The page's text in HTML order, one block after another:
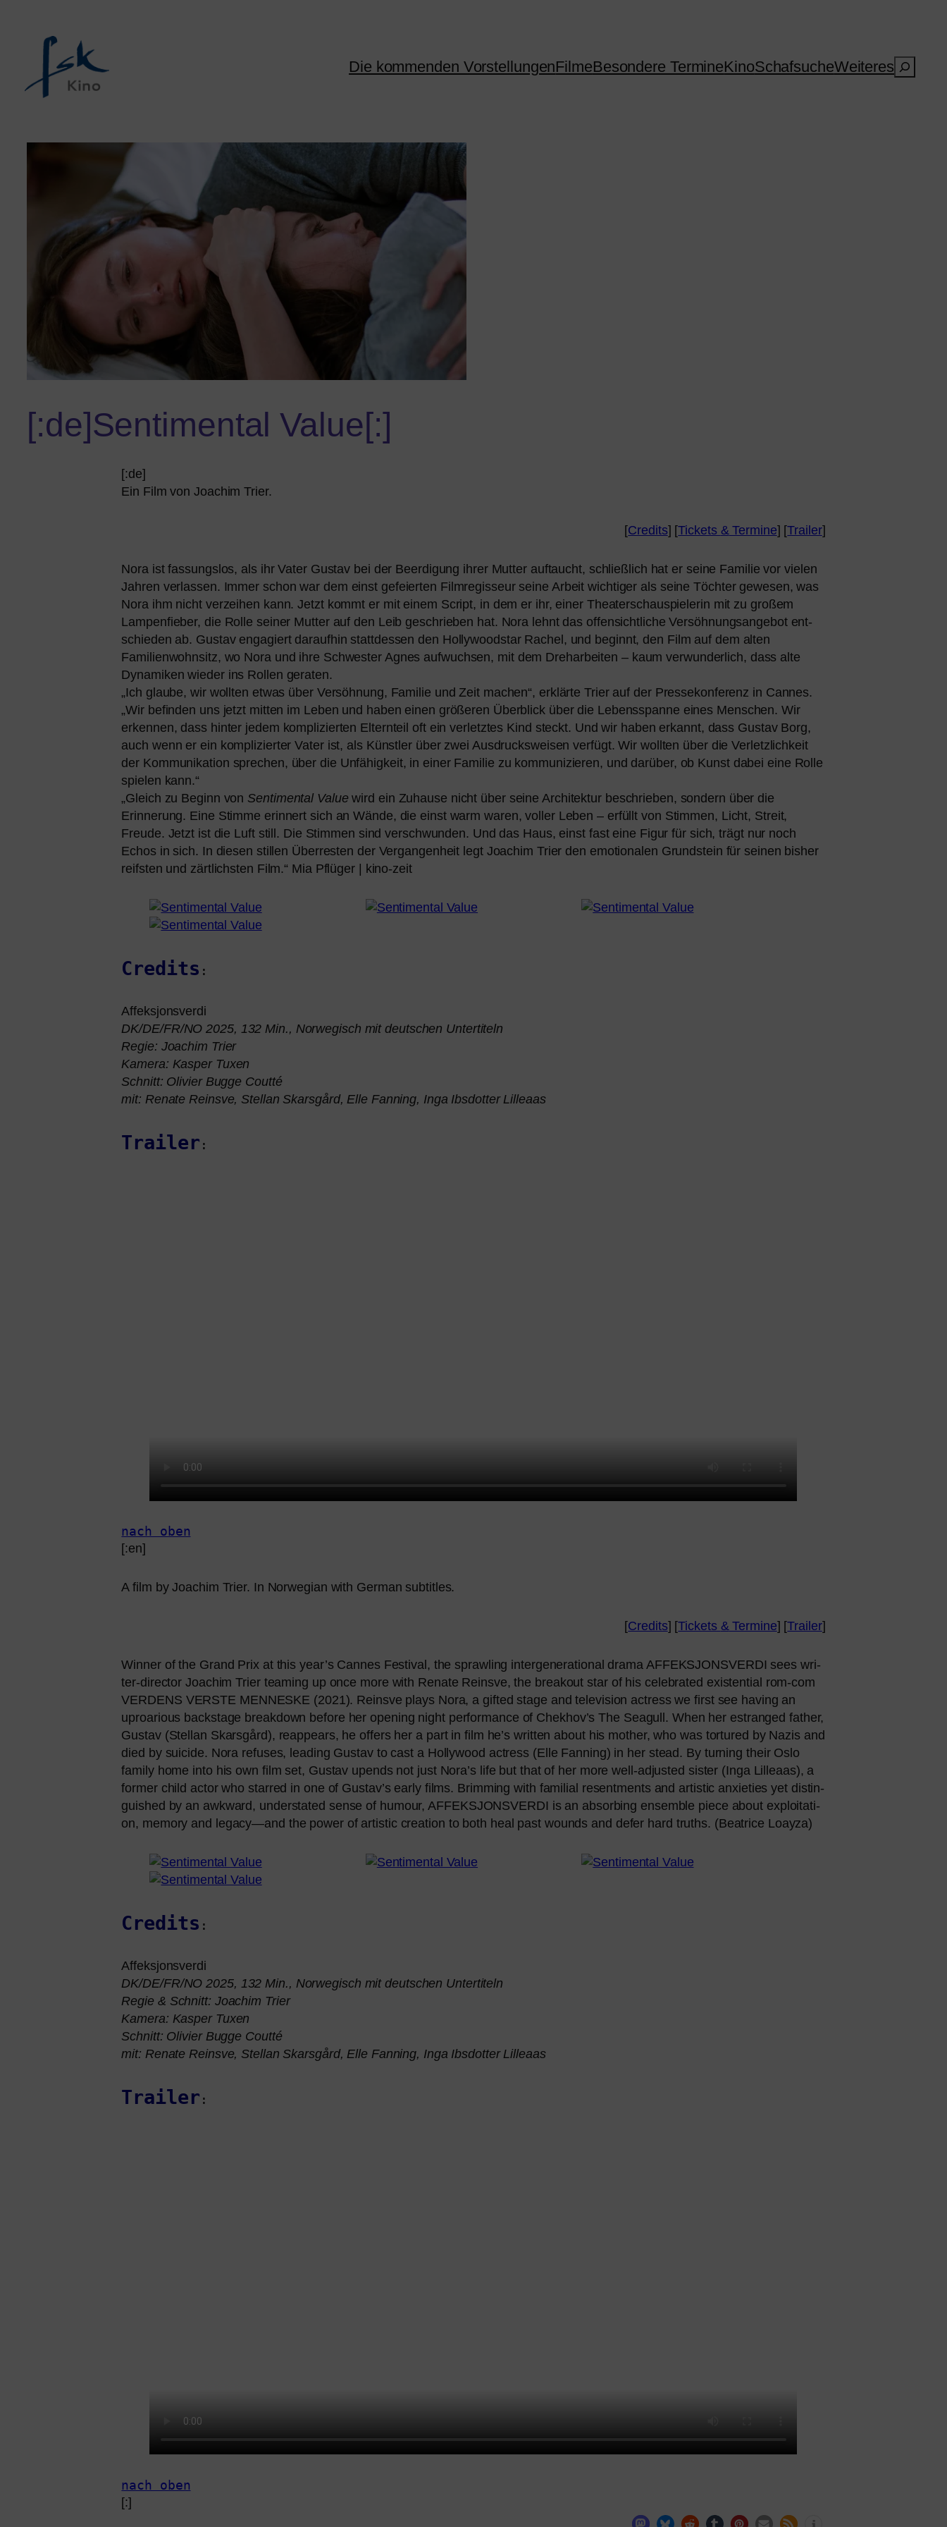
Die kommenden VorstellungenFilmeBesondere TermineKinoSchafsucheWeiteres Suchen
[:de]Sentimental Value[:]
[:de]
Ein Film von Joachim Trier.
[Credits] [Tickets &Termine] [Trailer]
Nora ist fas­sungs­los, als ihr Vater Gustav bei der Beerdigung ihrer Mutter auf­taucht, schließ­lich hat er sei­ne Familie vor vie­len
Jahren ver­las­sen. Immer schon war dem einst gefei­er­ten Filmregisseur sei­ne Arbeit wich­ti­ger als sei­ne Töchter gewe­sen, was
Nora ihm nicht ver­zei­hen kann. Jetzt kommt er mit einem Script, in dem er ihr, einer Theaterschauspielerin mit zu gro­ßem
Lampenfieber, die Rolle sei­ner Mutter auf den Leib geschrie­ben hat. Nora lehnt das offen­sicht­li­che Versöhnungsangebot ent­
schie­den ab. Gustav enga­giert dar­auf­hin statt­des­sen den Hollywoodstar Rachel, und beginnt, den Film auf dem alten
Familienwohnsitz, wo Nora und ihre Schwester Agnes auf­wuch­sen, mit dem Dreharbeiten – kaum ver­wun­der­lich, dass alte
Dynamiken wie­der ins Rollen gera­ten.
„Ich glau­be, wir woll­ten etwas über Versöhnung, Familie und Zeit machen“, erklär­te Trier auf der Pressekonferenz in Cannes.
„Wir befin­den uns jetzt mit­ten im Leben und haben einen grö­ße­ren Überblick über die Lebensspanne eines Menschen. Wir
erken­nen, dass hin­ter jedem kom­pli­zier­ten Elternteil oft ein ver­letz­tes Kind steckt. Und wir haben erkannt, dass Gustav Borg,
auch wenn er ein kom­pli­zier­ter Vater ist, als Künstler über zwei Ausdrucksweisen ver­fügt. Wir woll­ten über die Verletzlichkeit
der Kommunikation spre­chen, über die Unfähigkeit, in einer Familie zu kom­mu­ni­zie­ren, und dar­über, ob Kunst dabei eine Rolle
spie­len kann.“
„Gleich zu Beginn von Sentimental Value wird ein Zuhause nicht über sei­ne Architektur beschrie­ben, son­dern über die
Erinnerung. Eine Stimme erin­nert sich an Wände, die einst warm waren, vol­ler Leben – erfüllt von Stimmen, Licht, Streit,
Freude. Jetzt ist die Luft still. Die Stimmen sind ver­schwun­den. Und das Haus, einst fast eine Figur für sich, trägt nur noch
Echos in sich. In die­sen stil­len Überresten der Vergangenheit legt Joachim Trier den emo­tio­na­len Grundstein für sei­nen bis­her
reifs­ten und zärt­lichs­ten Film.“ Mia Pflüger | kino-zeit
Credits :
Affeksjonsverdi
DK/DE/FR/NO 2025, 132 Min., Norwegisch mit deut­schen Untertiteln
Regie: Joachim Trier
Kamera: Kasper Tuxen
Schnitt: Olivier Bugge Coutté
mit: Renate Reinsve, Stellan Skarsgård, Elle Fanning, Inga Ibsdotter Lilleaas
Trailer :
nach oben
[:en]
A film by Joachim Trier. In Norwegian with German subtitles.
[Credits] [Tickets & Termine] [Trailer]
Winner of the Grand Prix at this year’s Cannes Festival, the spraw­ling inter­ge­ne­ra­tio­nal dra­ma AFFEKSJONSVERDI sees wri­
ter-direc­tor Joachim Trier team­ing up once more with Renate Reinsve, the brea­kout star of his cele­bra­ted exis­ten­ti­al rom-com
VERDENS VERSTE MENNESKE (2021). Reinsve plays Nora, a gifted stage and tele­vi­si­on actress we first see having an
uproa­rious back­stage break­down befo­re her ope­ning night per­for­mance of Chekhov’s The Seagull. When her estran­ged father,
Gustav (Stellan Skarsgård), reap­pears, he offers her a part in film he’s writ­ten about his mother, who was tor­tu­red by Nazis and
died by sui­ci­de. Nora refu­ses, lea­ding Gustav to cast a Hollywood actress (Elle Fanning) in her stead. By tur­ning their Oslo
fami­ly home into his own film set, Gustav upen­ds not just Nora’s life but that of her more well-adjus­ted sis­ter (Inga Lilleaas), a
for­mer child actor who star­red in one of Gustav’s ear­ly films. Brimming with fami­li­al resent­ments and artis­tic anxie­ties yet distin­
gu­is­hed by an awk­ward, under­sta­ted sen­se of humour,AFFEKSJONSVERDI is an absor­bing ensem­ble pie­ce about explo­ita­ti­
on, memo­ry and legacy—and the power of artis­tic crea­ti­on to both heal past wounds and defer hard truths. (Beatrice Loayza)
Credits :
Affeksjonsverdi
DK/DE/FR/NO 2025, 132 Min., Norwegisch mit deut­schen Untertiteln
Regie & Schnitt: Joachim Trier
Kamera: Kasper Tuxen
Schnitt: Olivier Bugge Coutté
mit: Renate Reinsve, Stellan Skarsgård, Elle Fanning, Inga Ibsdotter Lilleaas
Trailer :
nach oben
[:]